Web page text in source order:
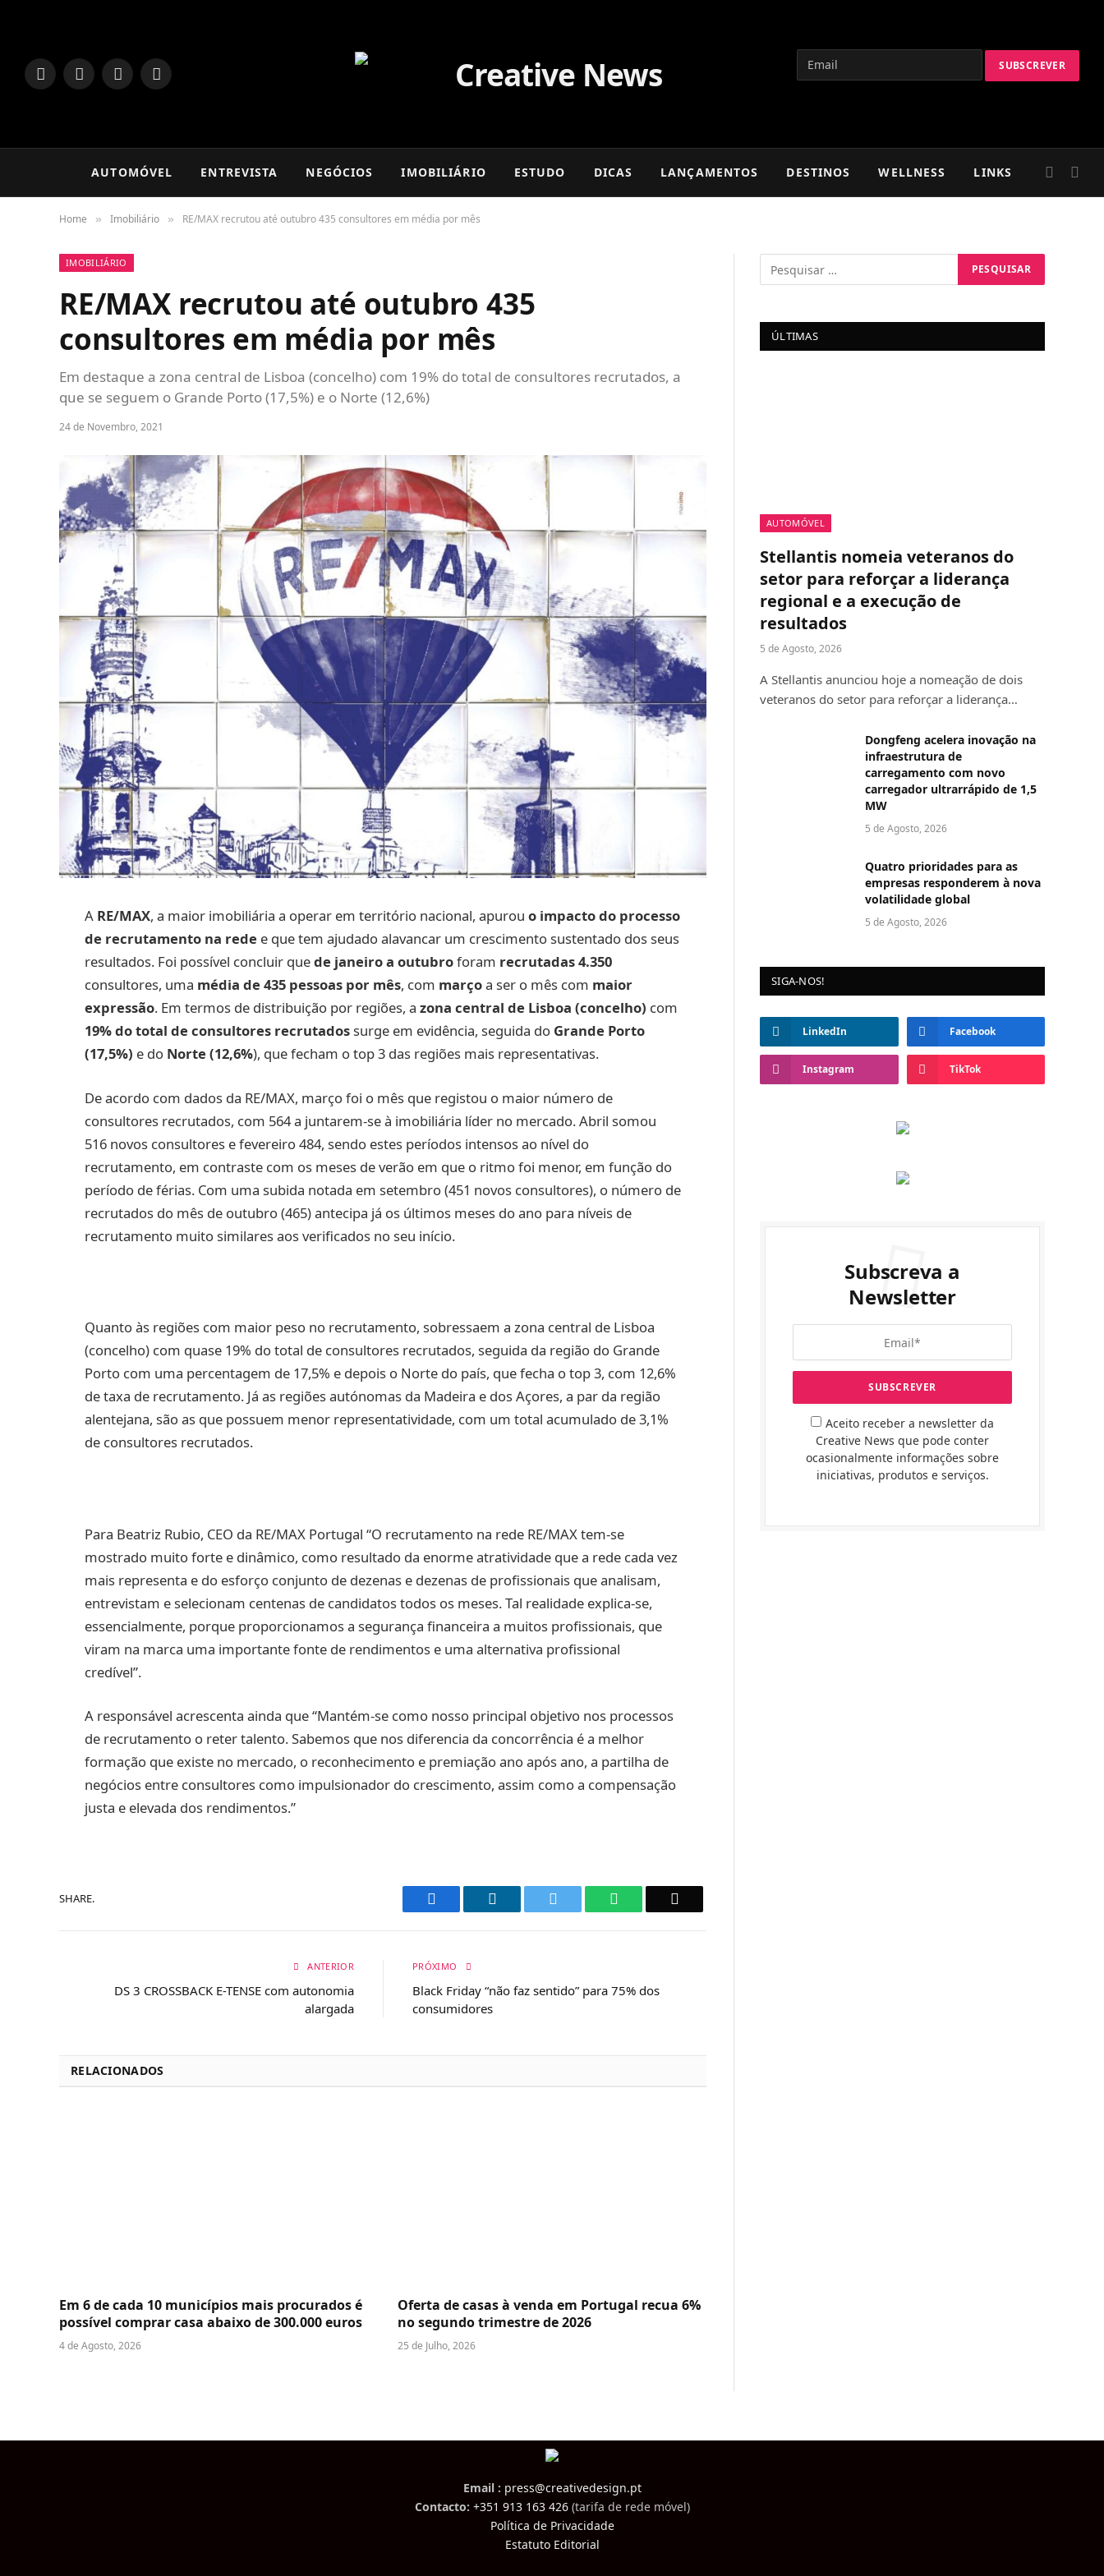
LinkedInFacebookInstagram
TikTok
AUTOMÓVEL ENTREVISTA NEGÓCIOS IMOBILIÁRIO ESTUDO DICAS LANÇAMENTOS DESTINOS WELLNESS LINKS
Home » Imobiliário » RE/MAX recrutou até outubro 435 consultores em média por mês
IMOBILIÁRIO
RE/MAX recrutou até outubro 435
consultores em média por mês
Em destaque a zona central de Lisboa (concelho) com 19% do total de consultores recrutados, a
que se seguem o Grande Porto (17,5%) e o Norte (12,6%)
24 de Novembro, 2021
A RE/MAX, a maior imobiliária a operar em território nacional, apurou o impacto do processo
de recrutamento na rede e que tem ajudado alavancar um crescimento sustentado dos seus
resultados. Foi possível concluir quede janeiro a outubroforam recrutadas 4.350
consultores, uma média de 435 pessoas por mês, com marçoa ser o mês com maior
expressão. Em termos de distribuição por regiões, a zona central de Lisboa (concelho) com
19% do total de consultores recrutadossurge em evidência, seguida do Grande Porto
(17,5%) e do Norte (12,6%), que fecham o top 3 das regiões mais representativas.
De acordo com dados da RE/MAX, março foi o mês que registou o maior número de
consultores recrutados, com 564 a juntarem-se à imobiliária líder no mercado. Abril somou
516 novos consultores e fevereiro 484, sendo estes períodos intensos ao nível do
recrutamento, em contraste com os meses de verão em que o ritmo foi menor, em função do
período de férias. Com uma subida notada em setembro (451 novos consultores), o número de
recrutados do mês de outubro (465) antecipa já os últimos meses do ano para níveis de
recrutamento muito similares aos verificados no seu início.
Quanto às regiões com maior peso no recrutamento, sobressaem a zona central de Lisboa
(concelho) com quase 19% do total de consultores recrutados, seguida da região do Grande
Porto com uma percentagem de 17,5% e depois o Norte do país, que fecha o top 3, com 12,6%
de taxa de recrutamento. Já as regiões autónomas da Madeira e dos Açores, a par da região
alentejana, são as que possuem menor representatividade, com um total acumulado de 3,1%
de consultores recrutados.
Para Beatriz Rubio, CEO da RE/MAX Portugal “O recrutamento na rede RE/MAX tem-se
mostrado muito forte e dinâmico, como resultado da enorme atratividade que a rede cada vez
mais representa e do esforço conjunto de dezenas e dezenas de profissionais que analisam,
entrevistam e selecionam centenas de candidatos todos os meses. Tal realidade explica-se,
essencialmente, porque proporcionamos a segurança financeira a muitos profissionais, que
viram na marca uma importante fonte de rendimentos e uma alternativa profissional
credível”.
A responsável acrescenta ainda que “Mantém-se como nosso principal objetivo nos processos
de recrutamento o reter talento. Sabemos que nos diferencia da concorrência é a melhor
formação que existe no mercado, o reconhecimento e premiação ano após ano, a partilha de
negócios entre consultores como impulsionador do crescimento, assim como a compensação
justa e elevada dos rendimentos.”
SHARE. Facebook LinkedIn WhatsApp
ANTERIOR
DS 3 CROSSBACK E-TENSE com autonomia
alargada
PRÓXIMO
Black Friday “não faz sentido” para 75% dos
consumidores
RELACIONADOS
Em 6 de cada 10 municípios mais procurados é
possível comprar casa abaixo de 300.000 euros
4 de Agosto, 2026
Oferta de casas à venda em Portugal recua 6%
no segundo trimestre de 2026
25 de Julho, 2026
ÚLTIMAS
AUTOMÓVEL
Stellantis nomeia veteranos do
setor para reforçar a liderança
regional e a execução de
resultados
5 de Agosto, 2026
A Stellantis anunciou hoje a nomeação de dois
veteranos do setor para reforçar a liderança…
Dongfeng acelera inovação na
infraestrutura de
carregamento com novo
carregador ultrarrápido de 1,5
MW
5 de Agosto, 2026
Quatro prioridades para as
empresas responderem à nova
volatilidade global
5 de Agosto, 2026
SIGA-NOS!
LinkedIn Facebook
Instagram TikTok
Subscreva a
Newsletter
Aceito receber a newsletter da
Creative News que pode conter
ocasionalmente informações sobre
iniciativas, produtos e serviços.
Email : press@creativedesign.pt
Contacto: +351 913 163 426(tarifa de rede móvel)
Política de Privacidade
Estatuto Editorial